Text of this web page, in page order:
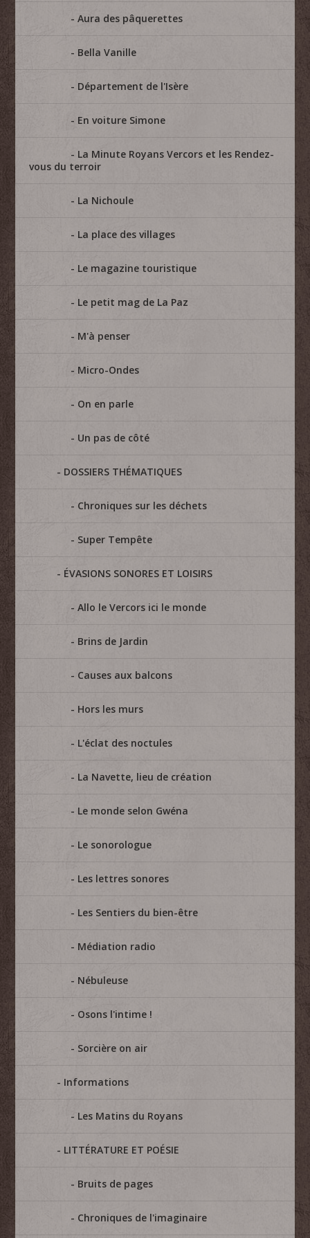
Aura des pâquerettes
Bella Vanille
Département de l'Isère
En voiture Simone
La Minute Royans Vercors et les Rendez-
vous du terroir
La Nichoule
La place des villages
Le magazine touristique
Le petit mag de La Paz
M'à penser
Micro-Ondes
On en parle
Un pas de côté
DOSSIERS THÉMATIQUES
Chroniques sur les déchets
Super Tempête
ÉVASIONS SONORES ET LOISIRS
Allo le Vercors ici le monde
Brins de Jardin
Causes aux balcons
Hors les murs
L'éclat des noctules
La Navette, lieu de création
Le monde selon Gwéna
Le sonorologue
Les lettres sonores
Les Sentiers du bien-être
Médiation radio
Nébuleuse
Osons l'intime !
Sorcière on air
Informations
Les Matins du Royans
LITTÉRATURE ET POÉSIE
Bruits de pages
Chroniques de l'imaginaire